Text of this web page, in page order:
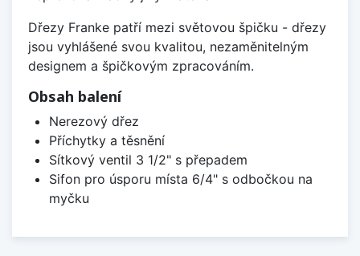
Dřezy Franke patří mezi světovou špičku - dřezy
jsou vyhlášené svou kvalitou, nezaměnitelným
designem a špičkovým zpracováním.
Obsah balení
Nerezový dřez
Příchytky a těsnění
Sítkový ventil 3 1/2" s přepadem
Sifon pro úsporu místa 6/4" s odbočkou na
myčku